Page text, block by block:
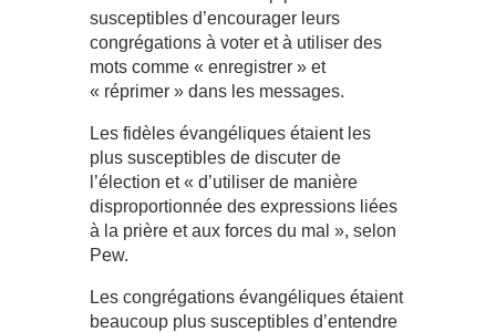
susceptibles d’encourager leurs
congrégations à voter et à utiliser des
mots comme « enregistrer » et
« réprimer » dans les messages.
Les fidèles évangéliques étaient les
plus susceptibles de discuter de
l’élection et « d’utiliser de manière
disproportionnée des expressions liées
à la prière et aux forces du mal », selon
Pew.
Les congrégations évangéliques étaient
beaucoup plus susceptibles d’entendre